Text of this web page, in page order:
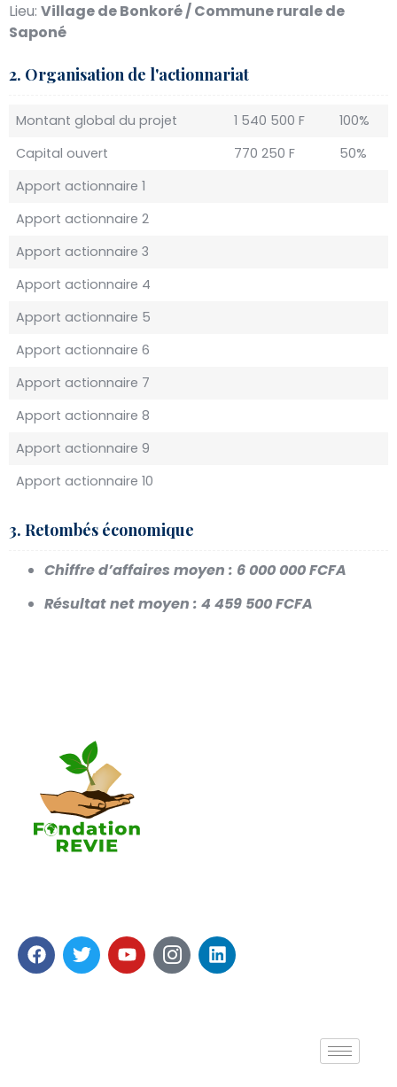
Lieu: Village de Bonkoré / Commune rurale de
Saponé
2. Organisation de l'actionnariat
Montant global du projet 1 540 500 F
100%
Capital ouvert
770 250 F
50%
Apport actionnaire 1
Apport actionnaire 2
Apport actionnaire 3
Apport actionnaire 4
Apport actionnaire 5
Apport actionnaire 6
Apport actionnaire 7
Apport actionnaire 8
Apport actionnaire 9
Apport actionnaire 10
3. Retombés économique
Chiffre d’affaires moyen : 6 000 000 FCFA
Résultat net moyen : 4 459 500 FCFA